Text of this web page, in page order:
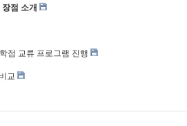
점 소개
점 교류 프로그램 진행
교